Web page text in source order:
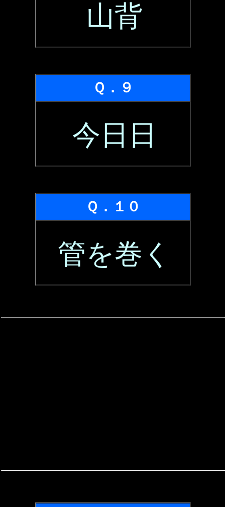
山背
Ｑ．９
今日日
Ｑ．１０
管を巻く